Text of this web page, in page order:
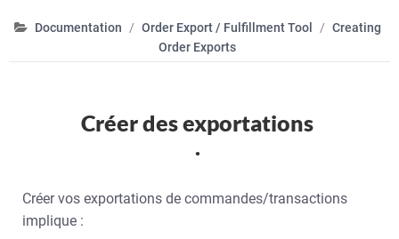
Documentation Order Export / Fulfillment Tool
Creating
Order Exports
Créer des exportations
.
Créer vos exportations de commandes/transactions
implique :